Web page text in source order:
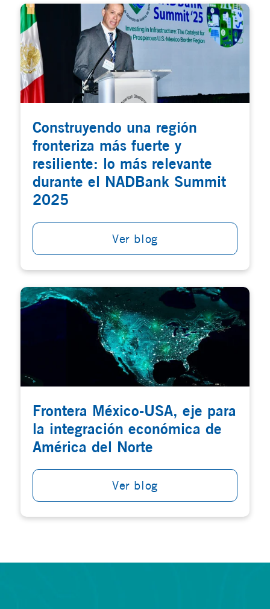
Construyendo una región
fronteriza más fuerte y
resiliente: lo más relevante
durante el NADBank Summit
2025
Ver blog
Frontera México-USA, eje para
la integración económica de
América del Norte
Ver blog